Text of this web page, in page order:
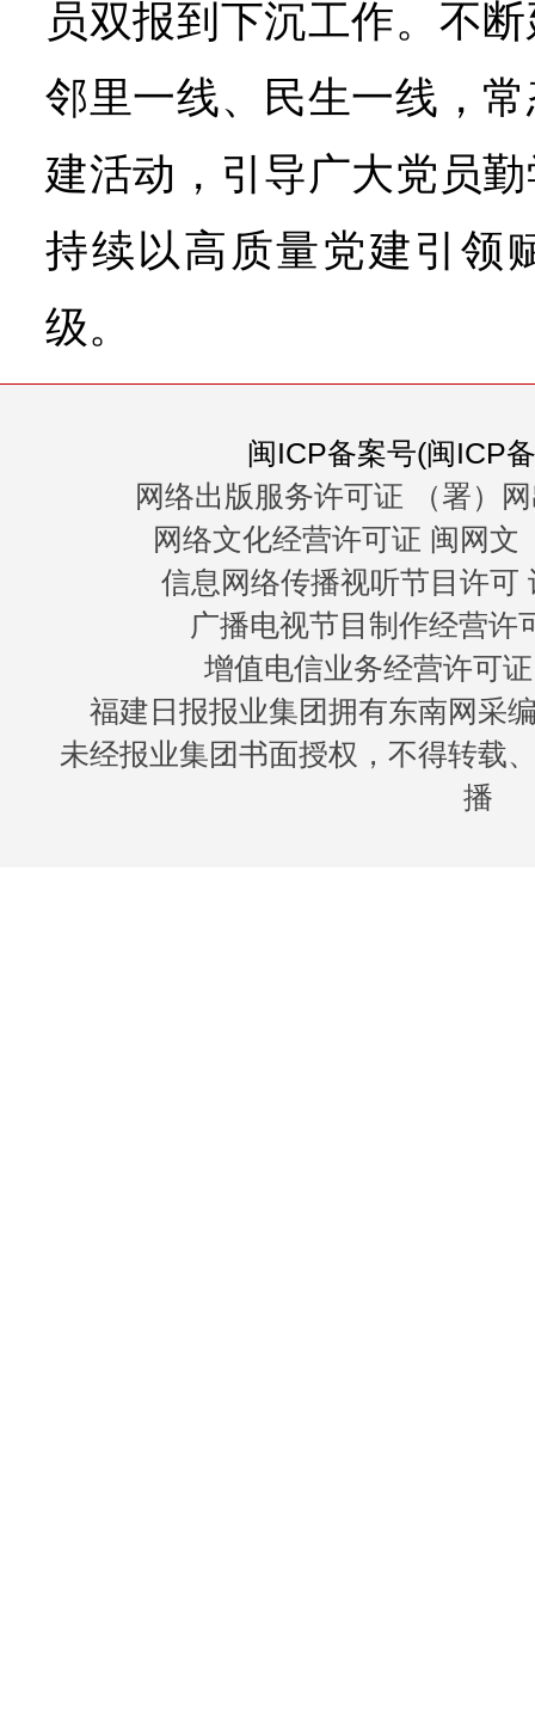
员双报到下沉工作。不
邻里一线、民生一线，
建活动，引导广大党员
持续以高质量党建引领
级。
闽ICP备案号(闽ICP
网络出版服务许可证 （署）
网络文化经营许可证 闽网文
信息网络传播视听节目许可
广播电视节目制作经营许
增值电信业务经营许可
福建日报报业集团拥有东南网采
未经报业集团书面授权，不得转载
播